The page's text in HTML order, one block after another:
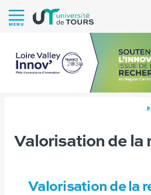
au
Navigation
Connexion
MENU
Vous
Version française Nos actions
Valorisation de la
Valorisation de la